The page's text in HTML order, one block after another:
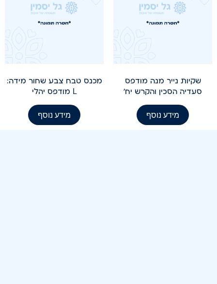
שקיות נייר מנה מודפס
סעדיה הסכין והקרש יח'
מידע נוסף
מכנס טבח צבע שחור מידה:
L מודפס יהלי
מידע נוסף